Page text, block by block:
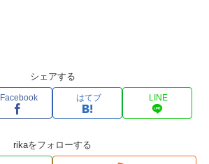
シェアする
Facebook はてブ LINE
rikaをフォローする